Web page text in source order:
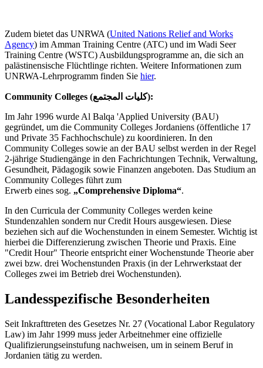
Zudem bietet das UNRWA (United Nations Relief and Works
Agency) im Amman Training Centre (ATC) und im Wadi Seer
Training Centre (WSTC) Ausbildungsprogramme an, die sich an
palästinensische Flüchtlinge richten. Weitere Informationen zum
UNRWA-Lehrprogramm finden Sie hier.
Community Colleges (كليات المجتمع):
Im Jahr 1996 wurde Al Balqa 'Applied University (BAU)
gegründet, um die Community Colleges Jordaniens (öffentliche 17
und Private 35 Fachhochschule) zu koordinieren. In den
Community Colleges sowie an der BAU selbst werden in der Regel
2-jährige Studiengänge in den Fachrichtungen Technik, Verwaltung,
Gesundheit, Pädagogik sowie Finanzen angeboten. Das Studium an
Community Colleges führt zum
Erwerb eines sog. „Comprehensive Diploma“.
In den Curricula der Community Colleges werden keine
Stundenzahlen sondern nur Credit Hours ausgewiesen. Diese
beziehen sich auf die Wochenstunden in einem Semester. Wichtig ist
hierbei die Differenzierung zwischen Theorie und Praxis. Eine
"Credit Hour" Theorie entspricht einer Wochenstunde Theorie aber
zwei bzw. drei Wochenstunden Praxis (in der Lehrwerkstaat der
Colleges zwei im Betrieb drei Wochenstunden).
Landesspezifische Besonderheiten
Seit Inkrafttreten des Gesetzes Nr. 27 (Vocational Labor Regulatory
Law) im Jahr 1999 muss jeder Arbeitnehmer eine offizielle
Qualifizierungseinstufung nachweisen, um in seinem Beruf in
Jordanien tätig zu werden.